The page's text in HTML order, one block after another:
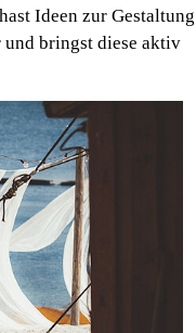
Ideen zur Gestaltung
bringst diese aktiv